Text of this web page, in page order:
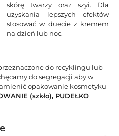
skórę twarzy oraz szyi. Dla
uzyskania lepszych efektów
stosować w duecie z kremem
na dzień lub noc.
do recyklingu lub
do segregacji aby w
opakowanie kosmetyku
(szkło), PUDEŁKO